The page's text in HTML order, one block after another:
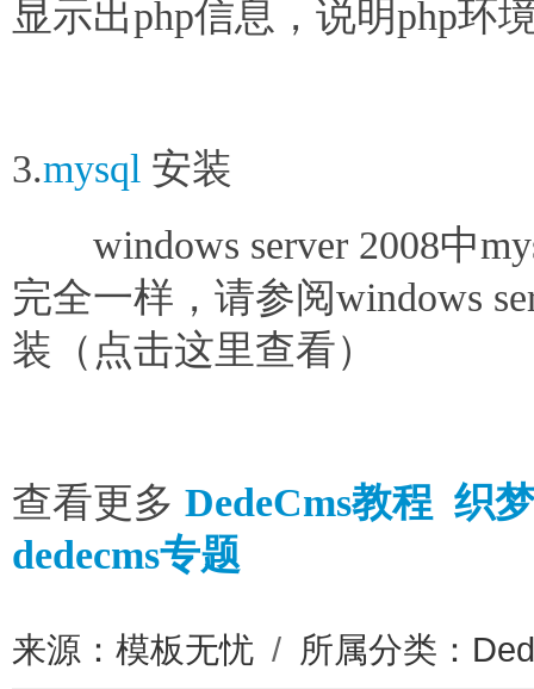
显示出php信息，说明php环
3.mysql 安装
windows server 2008中
完全一样，请参阅windows
装（点击这里查看）
查看更多 DedeCms教程 织
dedecms专题
来源：模板无忧 / 所属分类：